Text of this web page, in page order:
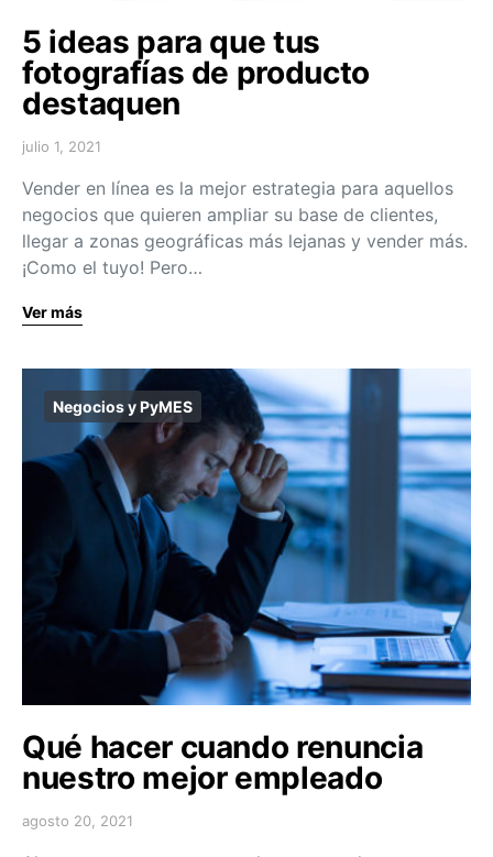
5 ideas para que tus
fotografías de producto
destaquen
julio 1, 2021
Vender en línea es la mejor estrategia para aquellos
negocios que quieren ampliar su base de clientes,
llegar a zonas geográficas más lejanas y vender más.
¡Como el tuyo! Pero…
Ver más
Negocios y PyMES
Qué hacer cuando renuncia
nuestro mejor empleado
agosto 20, 2021